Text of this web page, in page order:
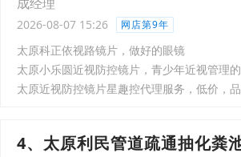
2026-08-07 15:26 网店第9年
太原科正依视路镜片，做好的眼镜
太原小乐圆近视防控镜片，青少年近视管理
太原近视防控镜片星趣控代理服务，低价，
4、太原利民管道疏通抽化粪